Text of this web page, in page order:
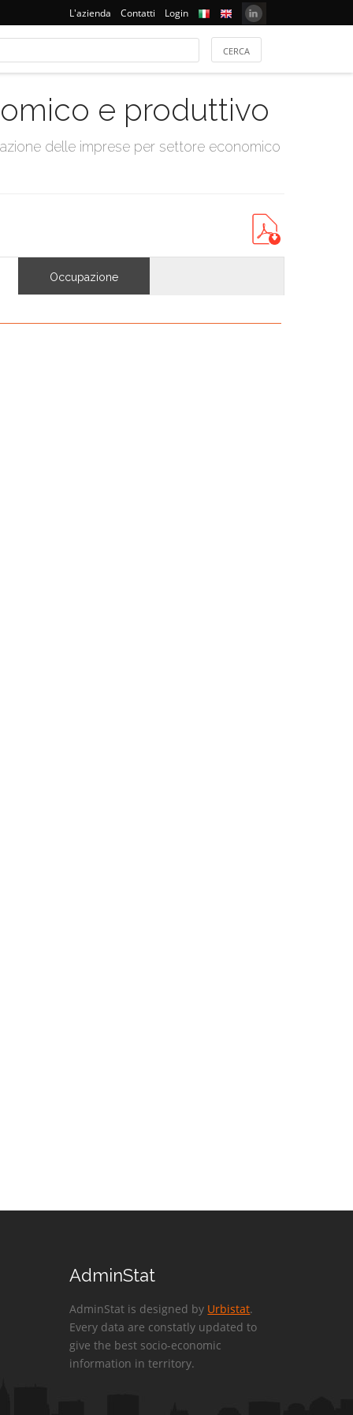
L'azienda Contatti Login
e produttivo
delle imprese per settore economico
Occupazione
AdminStat
AdminStat is designed by Urbistat.
Every data are constatly updated to
give the best socio-economic
information in territory.